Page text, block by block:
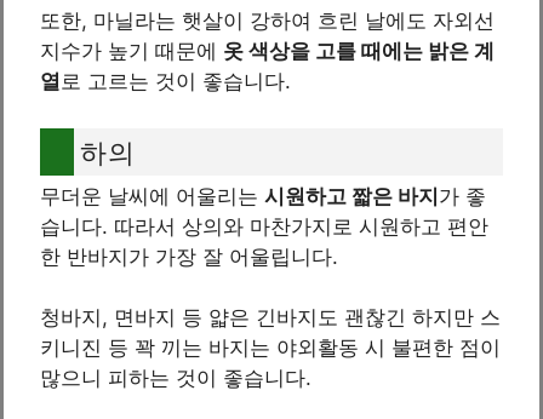
또한, 마닐라는 햇살이 강하여 흐린 날에도 자외선
지수가 높기 때문에 옷 색상을 고를 때에는 밝은 계
열로 고르는 것이 좋습니다.
하의
무더운 날씨에 어울리는 시원하고 짧은 바지가 좋
습니다. 따라서 상의와 마찬가지로 시원하고 편안
한 반바지가 가장 잘 어울립니다.
청바지, 면바지 등 얇은 긴바지도 괜찮긴 하지만 스
키니진 등 꽉 끼는 바지는 야외활동 시 불편한 점이
많으니 피하는 것이 좋습니다.